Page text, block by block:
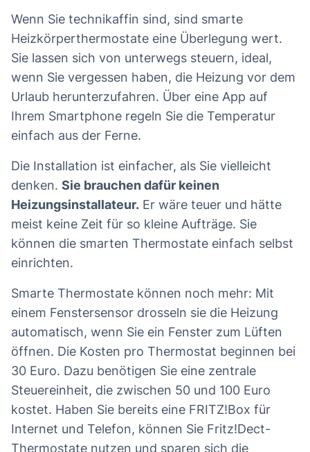
Wenn Sie technikaffin sind, sind smarte
Heizkörperthermostate eine Überlegung wert.
Sie lassen sich von unterwegs steuern, ideal,
wenn Sie vergessen haben, die Heizung vor dem
Urlaub herunterzufahren. Über eine App auf
Ihrem Smartphone regeln Sie die Temperatur
einfach aus der Ferne.
Die Installation ist einfacher, als Sie vielleicht
denken. Sie brauchen dafür keinen
Heizungsinstallateur. Er wäre teuer und hätte
meist keine Zeit für so kleine Aufträge. Sie
können die smarten Thermostate einfach selbst
einrichten.
Smarte Thermostate können noch mehr: Mit
einem Fenstersensor drosseln sie die Heizung
automatisch, wenn Sie ein Fenster zum Lüften
öffnen. Die Kosten pro Thermostat beginnen bei
30 Euro. Dazu benötigen Sie eine zentrale
Steuereinheit, die zwischen 50 und 100 Euro
kostet. Haben Sie bereits eine FRITZ!Box für
Internet und Telefon, können Sie Fritz!Dect-
Thermostate nutzen und sparen sich die